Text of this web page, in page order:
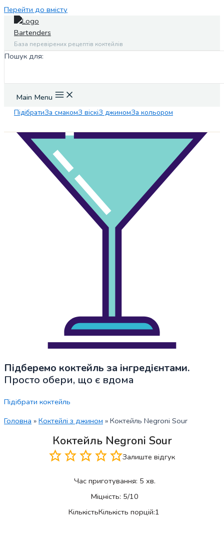
Перейти до вмісту
База перевірених рецептів коктейлів
Пошук для:
Main Menu
ПідібратиЗа смакомЗ віскіЗ джиномЗа кольором
Підберемо коктейль за інгредієнтами.
Просто обери, що є вдома
Підібрати коктейль
Головна » Коктейлі з джином » Коктейль Negroni Sour
Коктейль Negroni Sour
Залиште відгук
Час приготування: 5 хв.
Міцність: 5/10
КількістьКількість порцій:1